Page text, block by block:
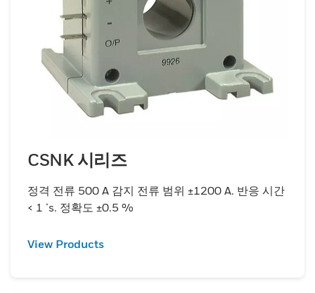
CSNK 시리즈
정격 전류 500 A 감지 전류 범위 ±1200 A. 반응 시간
< 1 μs. 정확도 ±0.5 %
View Products